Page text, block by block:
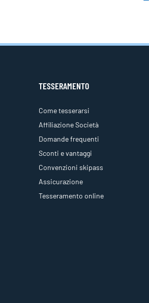
TESSERAMENTO
Come tesserarsi
Affiliazione Società
Domande frequenti
Sconti e vantaggi
Convenzioni skipass
Assicurazione
Tesseramento online